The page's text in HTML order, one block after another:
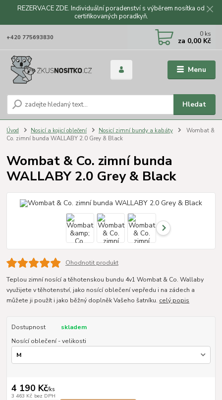
REZERVACE ZDE. Individuální poradenství s výběrem nosítka od
certifikovaných poradkyň.
Menu
Hledat
+420 775693830 0 ks
za 0,00 Kč
Úvod Nosicí a kojicí oblečení Nosicí zimní bundy a kabáty
Wombat &
Co. zimní bunda WALLABY 2.0 Grey & Black
Wombat & Co. zimní bunda
WALLABY 2.0 Grey & Black
Ohodnotit produkt
Teplou zimní nosící a těhotenskou bundu 4v1 Wombat & Co. Wallaby
využijete v těhotenství, jako nosící oblečení vepředu i na zádech a
můžete ji použít i jako běžný doplněk Vašeho šatníku. celý popis
Dostupnost
skladem
Nosící oblečení - velikosti
4 190 Kč/ks
3 463 Kč bez DPH